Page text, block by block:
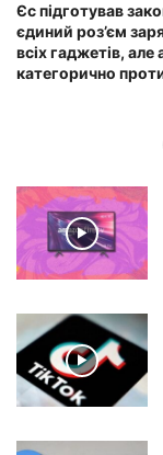
Єс підготував
єдиний роз’єм
всіх гаджетів, але
категорично